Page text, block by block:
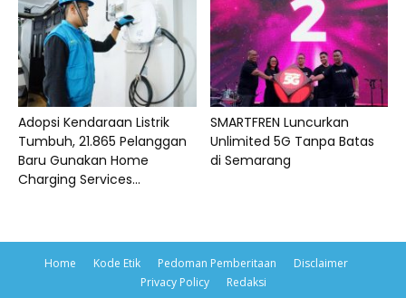
Adopsi Kendaraan Listrik
Tumbuh, 21.865 Pelanggan
Baru Gunakan Home
Charging Services...
SMARTFREN Luncurkan
Unlimited 5G Tanpa Batas
di Semarang
Home Kode Etik Pedoman Pemberitaan
Disclaimer
Privacy Policy
Redaksi